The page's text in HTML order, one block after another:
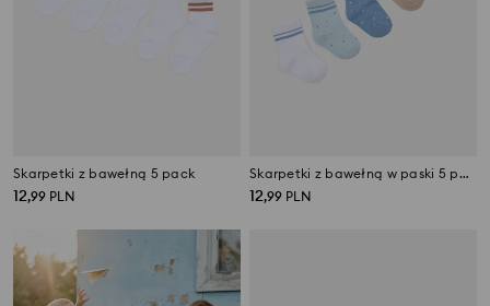
Skarpetki z bawełną 5 pack
12,99 PLN
Skarpetki z bawełną w paski 5 pack
12,99 PLN